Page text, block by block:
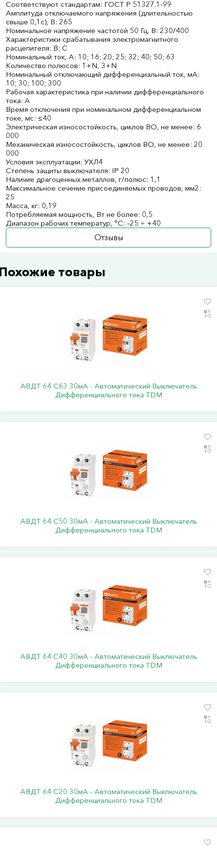
Соответствуют стандартам: ГОСТ Р 51327.1­-99
Амплитуда отключаемого напряжения (длительностью
свыше 0,1с), В: 265
Номинальное напряжение частотой 50 Гц, В: 230/400
Характеристики срабатывания электромагнитного
расцепителя: B; C
Номинальный ток, А: 10; 16; 20; 25; 32; 40; 50; 63
Количество полюсов: 1+N, 3+N
Номинальный отключающий дифференциальный ток, мА:
10; 30; 100; 300
Рабочая характеристика при наличии дифференциального
тока: A
Время отключения при номинальном дифференциальном
токе, мс: ≤40
Электрическая износостойкость, циклов В­О, не менее: 6
000
Механическая износостойкость, циклов В­О, не менее: 20
000
Условия эксплуатации: УХЛ4
Степень защиты выключателя: IP 20
Наличие драгоценных металлов, г/полюс: 1,1
Максимальное сечение присоединяемых проводов, мм2:
25
Масса, кг: 0,19
Потребляемая мощность, Вт не более: 0,5
Диапазон рабочих температур, °С: –25 ÷ +40
Отзывы
товары
АВДТ 64 С63 30мА - Автоматический Выключатель
Дифференциального тока TDM
АВДТ 64 С50 30мА - Автоматический Выключатель
Дифференциального тока TDM
АВДТ 64 С40 30мА - Автоматический Выключатель
Дифференциального тока TDM
АВДТ 64 С20 30мА - Автоматический Выключатель
Дифференциального тока TDM